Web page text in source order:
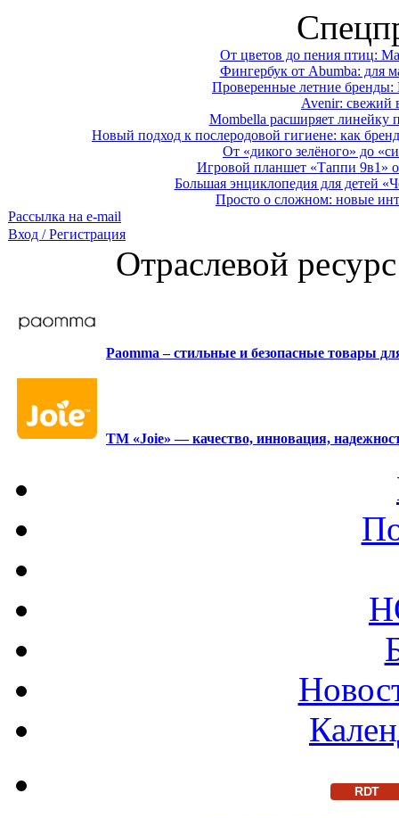
От цветов до пения птиц:
Фингербук от Abumba: для
Проверенные летние
Avenir: свежий
Mombella расширяет линейку
Новый подход к послеродовой гигиене: как
От «дикого зелёного» до
Игровой планшет «Таппи 9в1»
Большая энциклопедия для детей
Просто о сложном: новые
Рассылка на e-mail
Вход / Регистрация
Отраслевой
Paomma – стильные и безопасные товары
ТМ «Joie» — качество, инновация,
RDT